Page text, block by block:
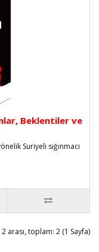
Beklentiler ve
Suriyeli sığınmacı
arası, toplam: 2 (1 Sayfa)